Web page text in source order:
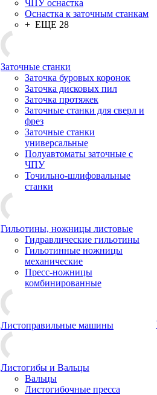
ЧПУ оснастка
Оснастка к заточным станкам
+ ЕЩЕ 28
Заточные станки
Заточка буровых коронок
Заточка дисковых пил
Заточка протяжек
Заточные станки для сверл и
фрез
Заточные станки
универсальные
Полуавтоматы заточные с
ЧПУ
Точильно-шлифовальные
станки
Гильотины, ножницы листовые
Гидравлические гильотины
Гильотинные ножницы
механические
Пресс-ножницы
комбинированные
Листоправильные машины
Листогибы и Вальцы
Вальцы
Листогибочные пресса